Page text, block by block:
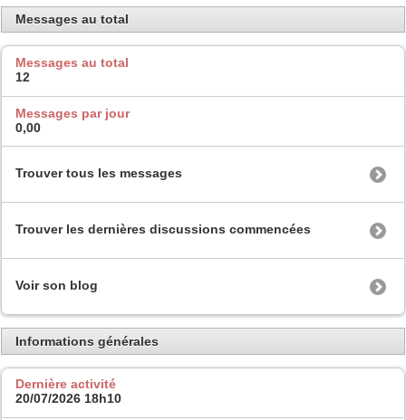
Messages au total
Messages au total
12
Messages par jour
0,00
Trouver tous les messages
Trouver les dernières discussions commencées
Voir son blog
Informations générales
Dernière activité
20/07/2026 18h10